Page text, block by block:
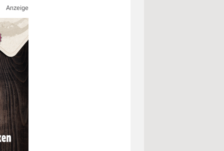
Anzeige